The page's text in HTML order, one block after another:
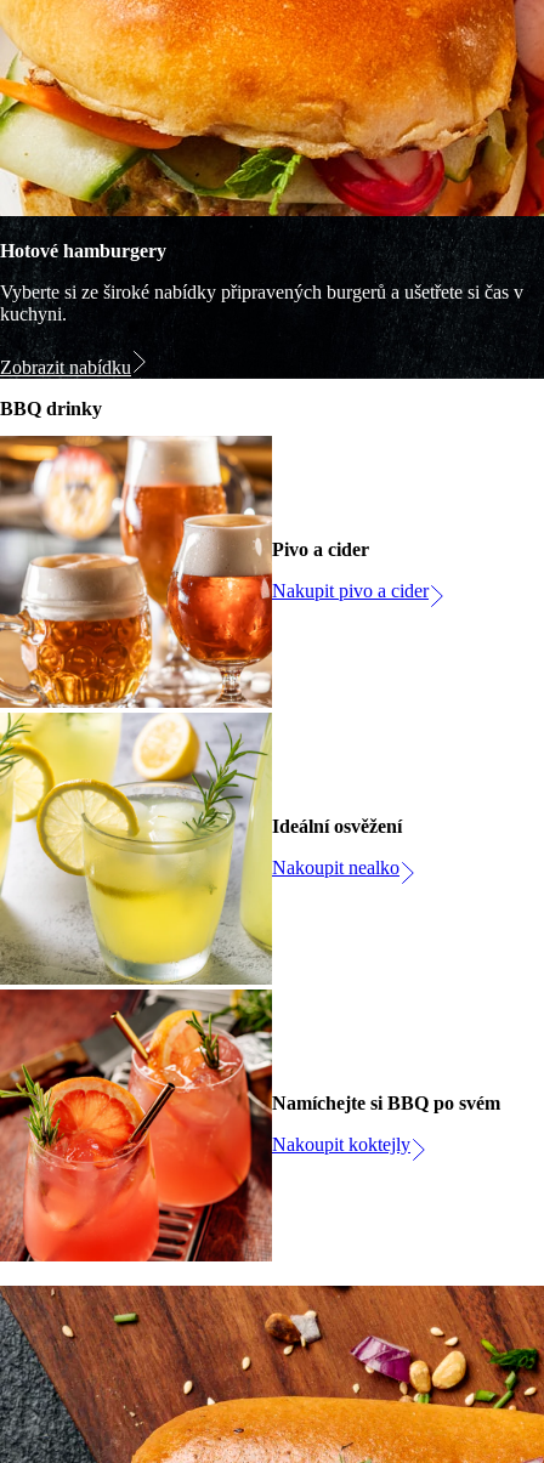
Hotové hamburgery
Vyberte si ze široké nabídky připravených burgerů a ušetřete si čas v
kuchyni.
Zobrazit nabídku
BBQ drinky
Pivo a cider
Nakupit pivo a cider
Ideální osvěžení
Nakoupit nealko
Namíchejte si BBQ po svém
Nakoupit koktejly